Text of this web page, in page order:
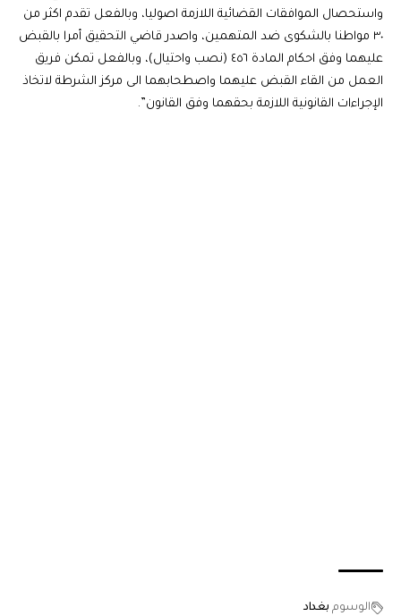
واستحصال الموافقات القضائية اللازمة اصوليا، وبالفعل تقدم اكثر من
٣٠ مواطنا بالشكوى ضد المتهمين، واصدر قاضي التحقيق أمرا بالقبض
عليهما وفق احكام المادة ٤٥٦ (نصب واحتيال)، وبالفعل تمكن فريق
العمل من القاء القبض عليهما واصطحابهما الى مركز الشرطة لاتخاذ
الإجراءات القانونية اللازمة بحقهما وفق القانون”.
الوسوم بغداد